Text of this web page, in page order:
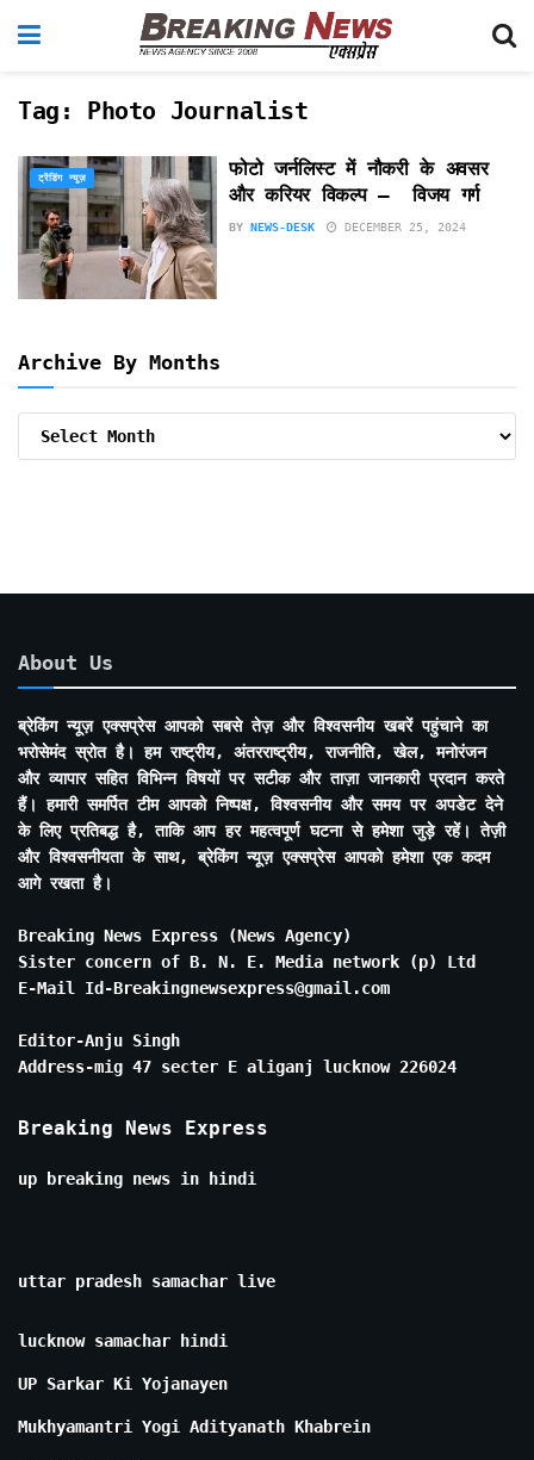
Tag: Photo Journalist
ट्रेंडिंग न्यूज़
फोटो जर्नलिस्ट में नौकरी के अवसर
और करियर विकल्प – विजय गर्ग
BY NEWS-DESK DECEMBER 25, 2024
Archive By Months
About Us
ब्रेकिंग न्यूज़ एक्सप्रेस आपको सबसे तेज़ और विश्वसनीय खबरें पहुंचाने का
भरोसेमंद स्रोत है। हम राष्ट्रीय, अंतरराष्ट्रीय, राजनीति, खेल, मनोरंजन
और व्यापार सहित विभिन्न विषयों पर सटीक और ताज़ा जानकारी प्रदान करते
हैं। हमारी समर्पित टीम आपको निष्पक्ष, विश्वसनीय और समय पर अपडेट देने
के लिए प्रतिबद्ध है, ताकि आप हर महत्वपूर्ण घटना से हमेशा जुड़े रहें। तेज़ी
और विश्वसनीयता के साथ, ब्रेकिंग न्यूज़ एक्सप्रेस आपको हमेशा एक कदम
आगे रखता है।
Breaking News Express (News Agency)
Sister concern of B. N. E. Media network (p) Ltd
E-Mail Id-Breakingnewsexpress@gmail.com
Editor-Anju Singh
Address-mig 47 secter E aliganj lucknow 226024
Breaking News Express
up breaking news in hindi
uttar pradesh samachar live
lucknow samachar hindi
UP Sarkar Ki Yojanayen
Mukhyamantri Yogi Adityanath Khabrein